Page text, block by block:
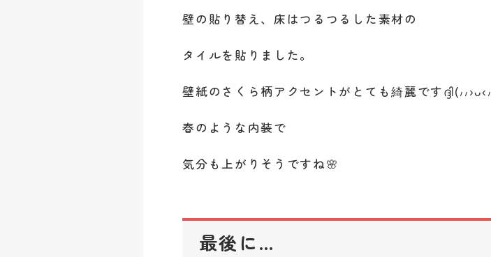
壁の貼り替え、床はつるつるした素材の
タイルを貼りました。
壁紙のさくら柄アクセントがとても綺麗ですദ്ദി(៸៸›ᴗ‹
春のような内装で
気分も上がりそうですね🌸
最後に…